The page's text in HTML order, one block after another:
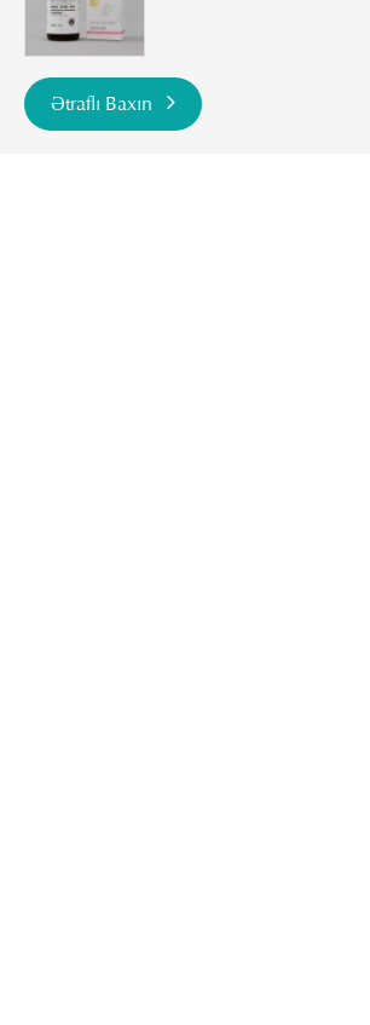
Ətraflı Baxın